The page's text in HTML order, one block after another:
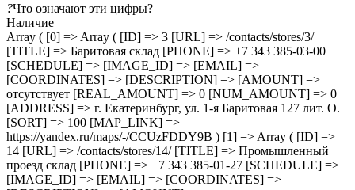
?Что означают эти цифры?
Наличие
Array ( [0] => Array ( [ID] => 3 [URL] => /contacts/stores/3/
[TITLE] => Баритовая склад [PHONE] => +7 343 385-03-00
[SCHEDULE] => [IMAGE_ID] => [EMAIL] =>
[COORDINATES] => [DESCRIPTION] => [AMOUNT] =>
отсутствует [REAL_AMOUNT] => 0 [NUM_AMOUNT] => 0
[ADDRESS] => г. Екатеринбург, ул. 1-я Баритовая 127 лит. О.
[SORT] => 100 [MAP_LINK] =>
https://yandex.ru/maps/-/CCUzFDDY9B ) [1] => Array ( [ID] =>
14 [URL] => /contacts/stores/14/ [TITLE] => Промышленный
проезд cклад [PHONE] => +7 343 385-01-27 [SCHEDULE] =>
[IMAGE_ID] => [EMAIL] => [COORDINATES] =>